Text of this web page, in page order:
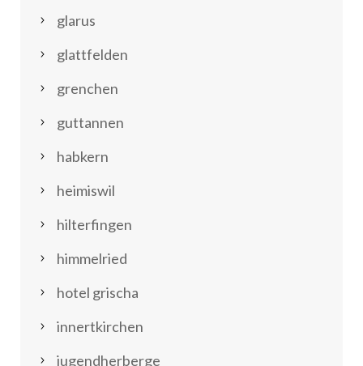
glarus
glattfelden
grenchen
guttannen
habkern
heimiswil
hilterfingen
himmelried
hotel grischa
innertkirchen
jugendherberge